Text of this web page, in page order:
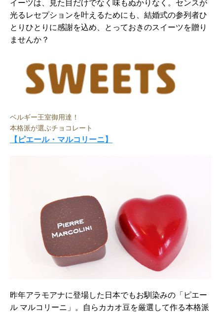
イーツは、見た目だけでなく味もぬかりなく。センスが
光るレセプションを叶えるためにも、結婚式の参列者ひ
とりひとりに感謝を込め、とっておきのスイーツを贈り
ませんか？
ベルギー王室御用達！
本格派が選ぶチョコレート
【ピエール・マルコリーニ】
昨年アラモアナに登場した日本でもお馴染みの「ピエー
ル マルコリーニ」。自らカカオ豆を厳選して作る本格派